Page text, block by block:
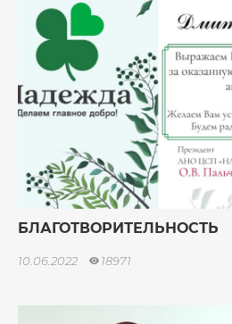
БЛАГОТВОРИТЕЛЬНОСТЬ
10.06.2022 18971